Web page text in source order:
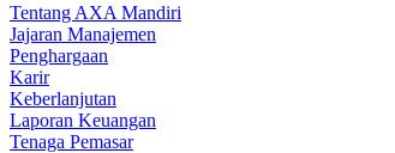
Tentang AXA Mandiri
Jajaran Manajemen
Penghargaan
Karir
Keberlanjutan
Laporan Keuangan
Tenaga Pemasar